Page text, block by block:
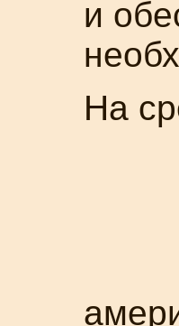
и
На